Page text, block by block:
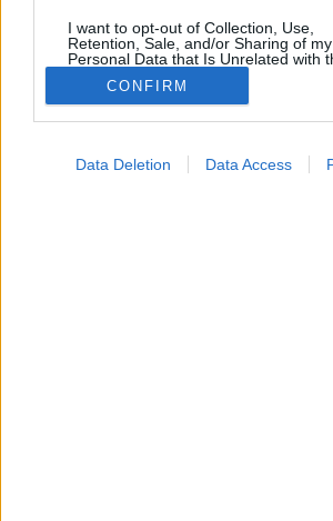
I want to opt-out of Collection, Use,
Retention, Sale, and/or Sharing of my
Personal Data that Is Unrelated with
Purposes for which it was collected.
Opted Out
CONFIRM
Data Deletion Data Access
2024. október 09. 16:14
Megosztás
Küldés Küldés